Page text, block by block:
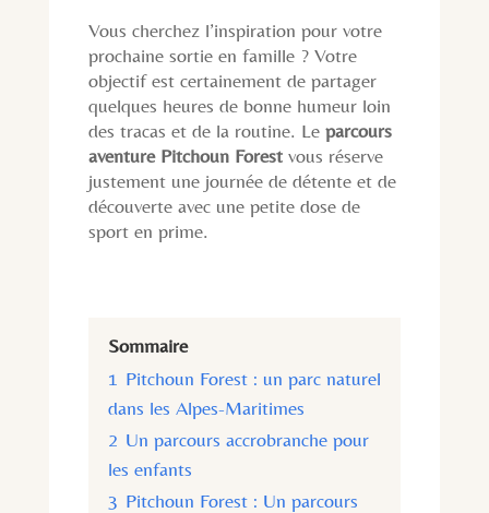
Vous cherchez l’inspiration pour votre
prochaine sortie en famille ? Votre
objectif est certainement de partager
quelques heures de bonne humeur loin
des tracas et de la routine. Le parcours
aventure Pitchoun Forestvous réserve
justement une journée de détente et de
découverte avec une petite dose de
sport en prime.
Sommaire
1 Pitchoun Forest : un parc naturel
dans les Alpes-Maritimes
2 Un parcours accrobranche pour
les enfants
3 Pitchoun Forest : Un parcours